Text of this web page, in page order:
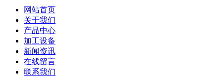
网站首页
关于我们
产品中心
加工设备
新闻资讯
在线留言
联系我们